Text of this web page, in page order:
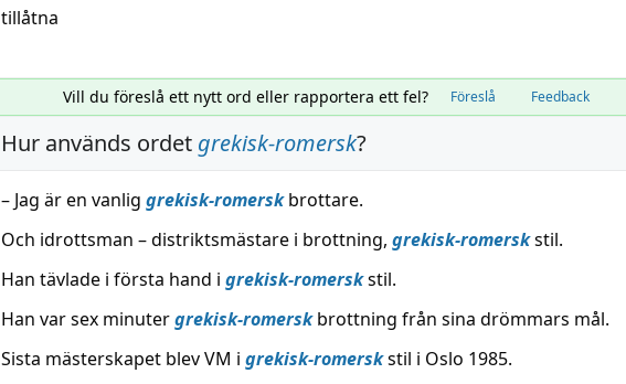
tillåtna
Vill du föreslå ett nytt ord eller rapportera ett fel? Föreslå Feedback
Hur används ordet grekisk-romersk?
– Jag är en vanlig grekisk-romerskbrottare.
Och idrottsman – distriktsmästare i brottning, grekisk-romerskstil.
Han tävlade i första hand i grekisk-romerskstil.
Han var sex minutergrekisk-romerskbrottning från sina drömmars mål.
Sista mästerskapet blev VM i grekisk-romerskstil i Oslo 1985.